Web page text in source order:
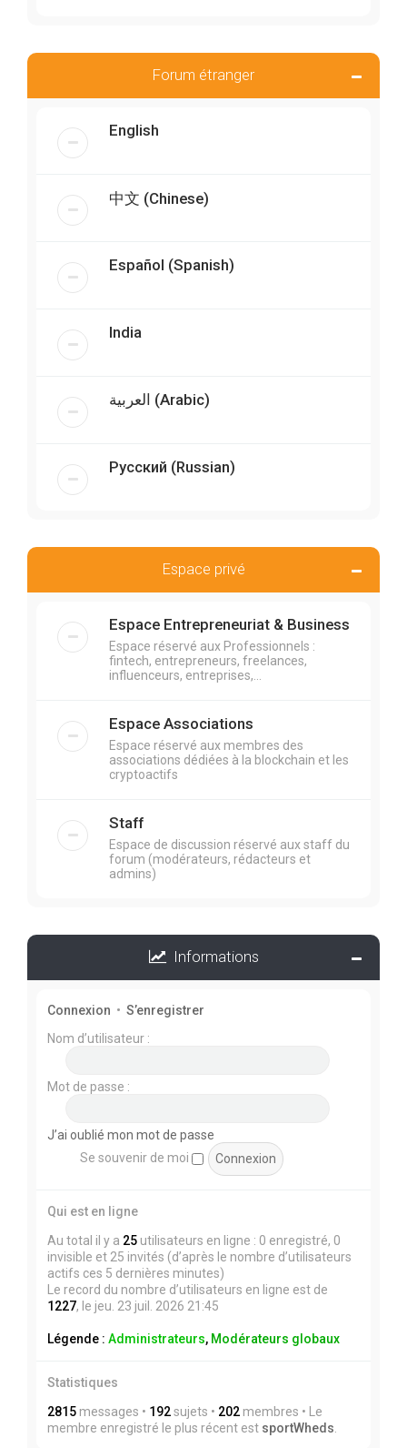
Forum étranger
English
中文 (Chinese)
Español (Spanish)
India
العربية (Arabic)
Русский (Russian)
Espace privé
Espace Entrepreneuriat & Business
Espace réservé aux Professionnels :
fintech, entrepreneurs, freelances,
influenceurs, entreprises,...
Espace Associations
Espace réservé aux membres des
associations dédiées à la blockchain et les
cryptoactifs
Staff
Espace de discussion réservé aux staff du
forum (modérateurs, rédacteurs et
admins)
Informations
Connexion • S’enregistrer
Nom d’utilisateur :
Mot de passe :
J’ai oublié mon mot de passe
Se souvenir de moi
Qui est en ligne
Au total il y a 25 utilisateurs en ligne : 0 enregistré, 0
invisible et 25 invités (d’après le nombre d’utilisateurs
actifs ces 5 dernières minutes)
Le record du nombre d’utilisateurs en ligne est de
1227, le jeu. 23 juil. 2026 21:45
Légende : Administrateurs, Modérateurs globaux
Statistiques
2815 messages • 192sujets • 202 membres • Le
membre enregistré le plus récent est sportWheds